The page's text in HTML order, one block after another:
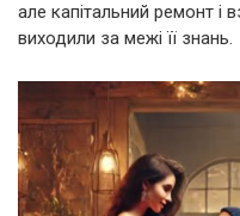
але капітальний ремонт і
виходили за межі її знань.